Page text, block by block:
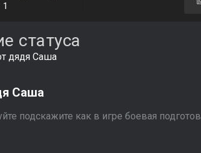
1
статуса
дядя Саша
Саша
подскажите как в игре боевая